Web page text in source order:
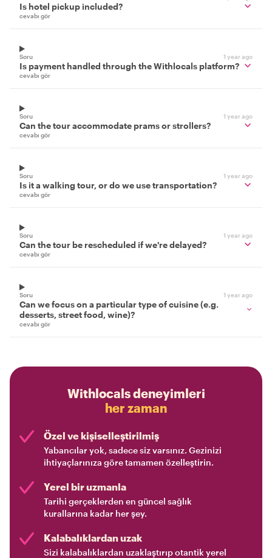
Is hotel pickup included?
cevabı gör
Soru 1 year ago
Is payment handled through the Withlocals platform?
cevabı gör
Soru 1 year ago
Can the tour accommodate prams or strollers?
cevabı gör
Soru 1 year ago
Is it a walking tour, or do we use transportation?
cevabı gör
Soru 1 year ago
Can the tour be rescheduled if we're delayed?
cevabı gör
Soru 1 year ago
Can we focus on a particular type of cuisine (e.g.
desserts, street food, wine)?
cevabı gör
Withlocals deneyimleri
her zaman
Özel ve kişiselleştirilmiş
Yabancılar yok, sadece siz varsınız. Gezinizi
ihtiyaçlarınıza göre tamamen özelleştirin.
Yerel bir uzmanla
Tarihi gerçeklerden en güncel sağlık
kurallarına kadar her şey.
Kalabalıklardan uzak
Sizi kalabalıklardan uzaklaştırıp otantik yerel